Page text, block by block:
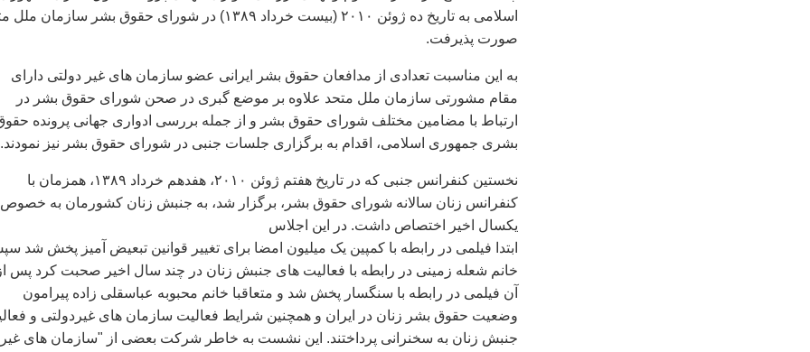
اسلامی به تاریخ ده ژوئن ۲۰۱۰ (بيست خرداد ۱۳۸۹) در شورای حقوق بشر سازمان
صورت پذيرفت.
به این مناسبت تعدادی از مدافعان حقوق بشر ايرانی عضو سازمان های غير دولتی دارای
مقام مشورتی سازمان ملل متحد علاوه بر موضع گبری در صحن شورای حقوق بشر در
ارتباط با مضامين مختلف شورای حقوق بشر و از جمله بررسی ادواری جهانی پرونده
بشری جمهوری اسلامی، اقدام به برگزاری جلسات جنبی در شورای حقوق بشر نيز نمودند.
نخستين کنفرانس جنبی که در تاریخ هفتم ژوئن ۲۰۱۰، هفدهم خرداد ۱۳۸۹، همزمان با
کنفرانس زنان سالانه شورای حقوق بشر، برگزار شد، به جنبش زنان کشورمان به خصوص
یکسال اخير اختصاص داشت. در این اجلاس
ابتدا فیلمی در رابطه با کمپین یک میلیون امضا برای تغییر قوانین تبعیض آمیز پخش شد
خانم شعله زمينی در رابطه با فعالیت های جنبش زنان در چند سال اخیر صحبت کرد پس از
آن فیلمی در رابطه با سنگسار پخش شد و متعاقبا خانم محبوبه عباسقلی زاده پیرامون
وضعیت حقوق بشر زنان در ايران و همچنین شرایط فعالیت سازمان های غیردولتی و
جنبش زنان به سخنرانی پرداختند. اين نشست به خاطر شرکت بعضی از "سازمان های غير